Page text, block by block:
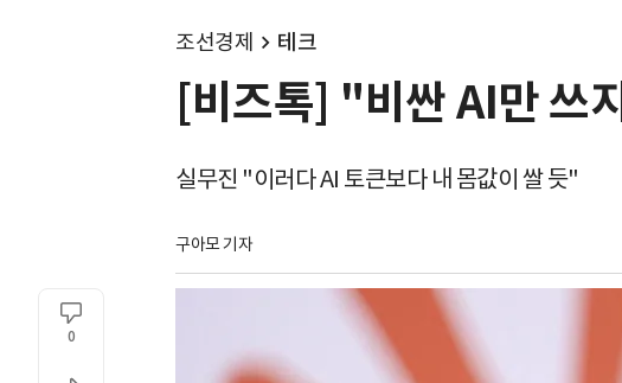
조선경제 테크
[비즈톡] "비싼 AI만 쓰
실무진 "이러다 AI 토큰보다 내 몸값이 쌀 듯"
구아모 기자
0